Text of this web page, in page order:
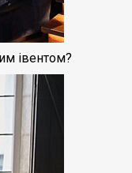
івентом?